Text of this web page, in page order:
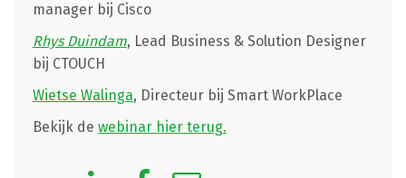
manager bij Cisco
Rhys Duindam, Lead Business & Solution Designer
bij CTOUCH
Wietse Walinga, Directeur bij Smart WorkPlace
Bekijk de webinar hier terug.